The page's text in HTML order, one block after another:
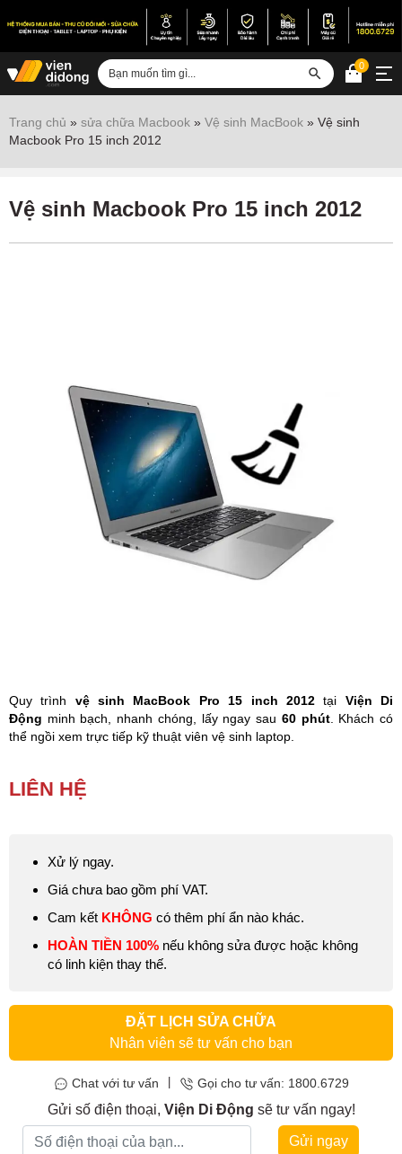
Sửa iPhone
Sửa Vertu
1800.6729(miễn phí)
(Giờ làm việc: 08h00 - 21h00)
0
Trang chủ » sửa chữa Macbook » Vệ sinh MacBook » Vệ sinh
Macbook Pro 15 inch 2012
Vệ sinh Macbook Pro 15 inch 2012
Quy trình vệ sinh MacBook Pro 15 inch 2012tại Viện Di
Động minh bạch, nhanh chóng, lấy ngay sau 60 phút. Khách có
thể ngồi xem trực tiếp kỹ thuật viên vệ sinh laptop.
ảnh hưởng đến ngoại hình mà còn có thể gây hỏng các linh kiện
bên trong máy. Lúc này bạn cần phải
LIÊN HỆ
Xử lý ngay.
Giá chưa bao gồm phí VAT.
Cam kết KHÔNG có thêm phí ẩn nào khác.
HOÀN TIỀN 100% nếu không sửa được hoặc không
có linh kiện thay thế.
ĐẶT LỊCH SỬA CHỮA
Nhân viên sẽ tư vấn cho bạn
Chat với tư vấn Gọi cho tư vấn: 1800.6729
Gửi số điện thoại, Viện Di Động sẽ tư vấn ngay!
Gửi ngay